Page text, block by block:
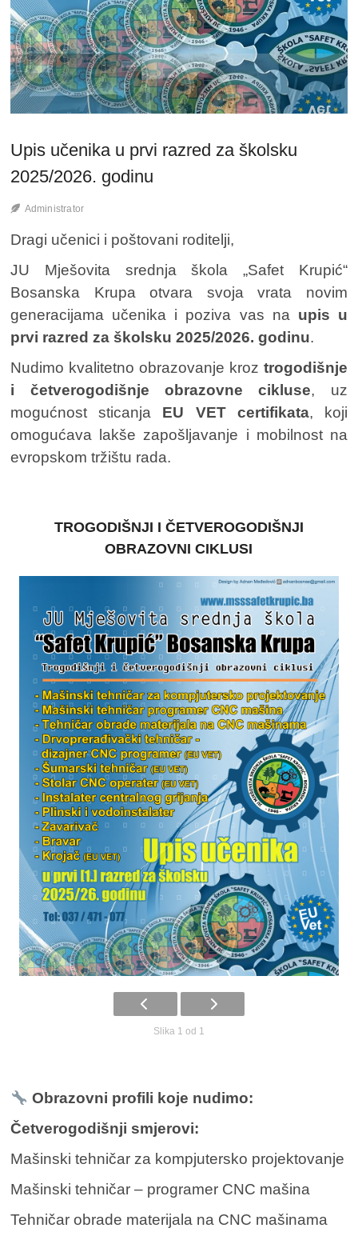
Upis učenika u prvi razred za školsku
2025/2026. godinu
Administrator
Dragi učenici i poštovani roditelji,
JU Mješovita srednja škola „Safet Krupić“
Bosanska Krupa otvara svoja vrata novim
generacijama učenika i poziva vas na upis u
prvi razred za školsku 2025/2026. godinu.
Nudimo kvalitetno obrazovanje kroz trogodišnje
i četverogodišnje obrazovne cikluse, uz
mogućnost sticanja EU VET certifikata, koji
omogućava lakše zapošljavanje i mobilnost na
evropskom tržištu rada.
TROGODIŠNJI I ČETVEROGODIŠNJI
OBRAZOVNI CIKLUSI
Slika 1 od 1
Obrazovni profili koje nudimo:
Četverogodišnji smjerovi:
Mašinski tehničar za kompjutersko projektovanje
Mašinski tehničar – programer CNC mašina
Tehničar obrade materijala na CNC mašinama